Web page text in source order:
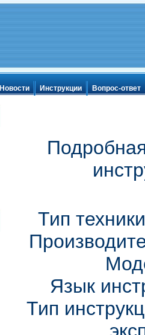
Новости Инструкции Вопрос-ответ
Тип
Язык
Тип